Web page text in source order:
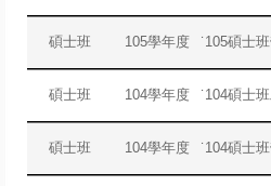
碩士班 105學年度 ˙105碩士
碩士班 104學年度 ˙104碩士
碩士班 104學年度 ˙104碩士